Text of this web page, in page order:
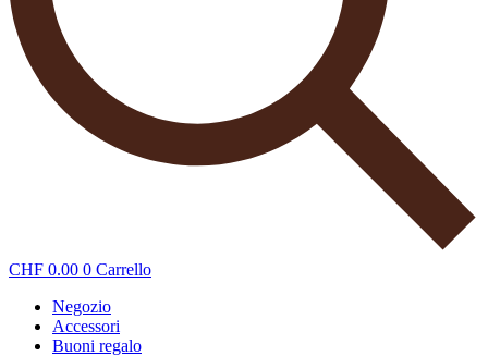
CHF 0.00 0 Carrello
Negozio
Accessori
Buoni regalo